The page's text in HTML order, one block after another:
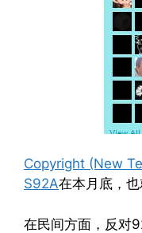
Copyright (New
S92A在本月底，也
在民间方面，反对